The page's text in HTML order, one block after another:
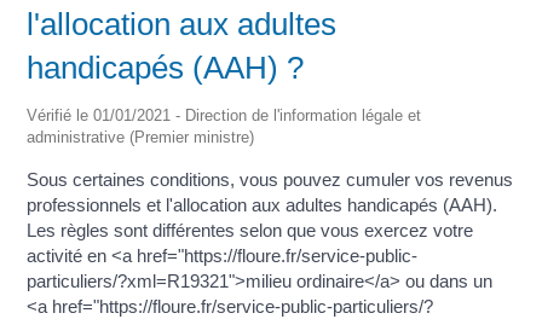
l'allocation aux adultes
handicapés (AAH) ?
Vérifié le 01/01/2021 - Direction de l'information légale et
administrative (Premier ministre)
Sous certaines conditions, vous pouvez cumuler vos revenus
professionnels et l'allocation aux adultes handicapés (AAH).
Les règles sont différentes selon que vous exercez votre
activité en <a href="https://floure.fr/service-public-
particuliers/?xml=R19321">milieu ordinaire</a> ou dans un
<a href="https://floure.fr/service-public-particuliers/?